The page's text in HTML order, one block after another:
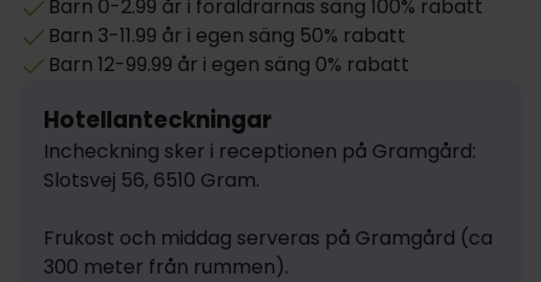
Barn 0-2.99 år i föräldrarnas säng 100% rabatt
Barn 3-11.99 år i egen säng 50% rabatt
Barn 12-99.99 år i egen säng 0% rabatt
Hotellanteckningar
Incheckning sker i receptionen på Gramgård:
Slotsvej 56, 6510 Gram.
Frukost och middag serveras på Gramgård (ca
300 meter från rummen).